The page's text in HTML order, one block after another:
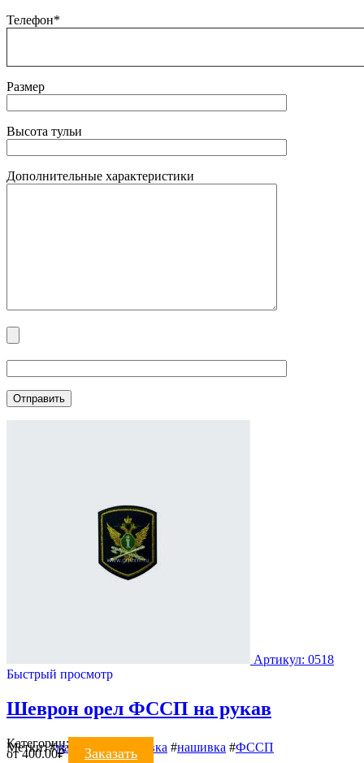
Телефон*
Размер
Высота тульи
Дополнительные характеристики
Артикул: 0518
Быстрый просмотр
Шеврон орел ФССП на рукав
Категории:
Метки:#машинная вышивка #нашивка #ФССП
от400.00₽ Заказать